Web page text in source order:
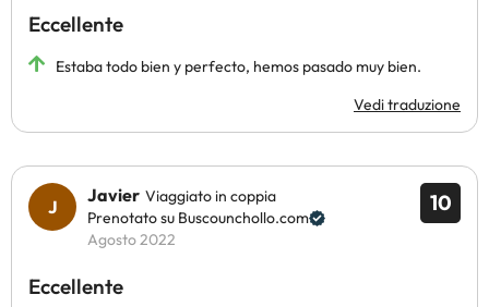
Eccellente
Estaba todo bien y perfecto, hemos pasado muy bien.
Vedi traduzione
10
Javier Viaggiato in coppia
Prenotato su Buscounchollo.com
Agosto 2022
Eccellente